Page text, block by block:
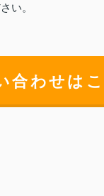
い。
合わせは